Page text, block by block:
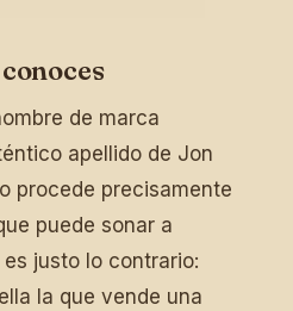
de marca
apellido de Jon
procede precisamente
puede sonar a
justo lo contrario:
la que vende una